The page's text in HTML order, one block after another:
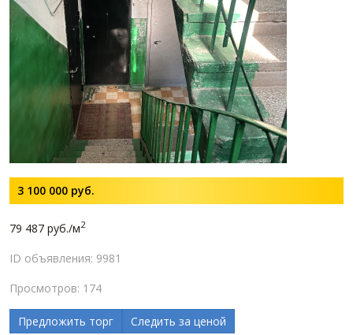
3 100 000 руб.
79 487 руб./м2
ID объявления: 9981
Просмотров: 174
Предложить торг
Следить за ценой